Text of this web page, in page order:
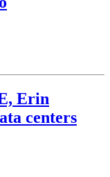
Erin
centers